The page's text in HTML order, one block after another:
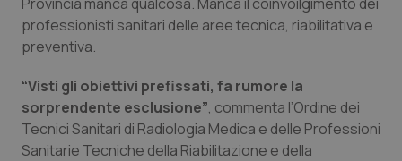
Lombardia
Marche
Molise
Dolore
Donna & Salute
Epatiti
professionisti sanitari delle aree tecnica, riabilitativa e
preventiva.
“Visti gli obiettivi prefissati, fa rumore la
sorprendente esclusione”, commenta l’Ordine dei
Tecnici Sanitari di Radiologia Medica e delle Professioni
Sanitarie Tecniche della Riabilitazione e della